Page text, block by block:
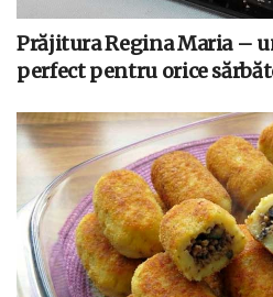
Prăjitura Regina Maria –
perfect pentru orice